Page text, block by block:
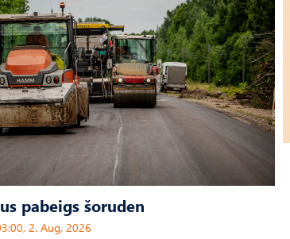
pabeigs šoruden
2. Aug, 2026